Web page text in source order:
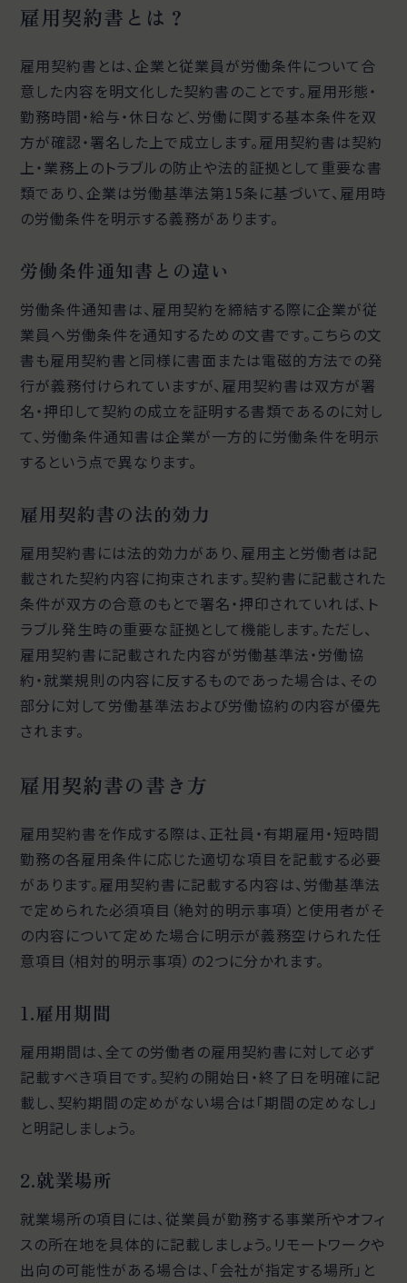
雇用契約書とは？
雇用契約書とは、企業と従業員が労働条件について合
意した内容を明文化した契約書のことです。雇用形態・
勤務時間・給与・休日など、労働に関する基本条件を双
方が確認・署名した上で成立します。雇用契約書は契約
上・業務上のトラブルの防止や法的証拠として重要な書
類であり、企業は労働基準法第15条に基づいて、雇用時
の労働条件を明示する義務があります。
労働条件通知書との違い
労働条件通知書は、雇用契約を締結する際に企業が従
業員へ労働条件を通知するための文書です。こちらの文
書も雇用契約書と同様に書面または電磁的方法での発
行が義務付けられていますが、雇用契約書は双方が署
名・押印して契約の成立を証明する書類であるのに対し
て、労働条件通知書は企業が一方的に労働条件を明示
するという点で異なります。
雇用契約書の法的効力
雇用契約書には法的効力があり、雇用主と労働者は記
載された契約内容に拘束されます。契約書に記載された
条件が双方の合意のもとで署名・押印されていれば、ト
ラブル発生時の重要な証拠として機能します。ただし、
雇用契約書に記載された内容が労働基準法・労働協
約・就業規則の内容に反するものであった場合は、その
部分に対して労働基準法および労働協約の内容が優先
されます。
雇用契約書の書き方
雇用契約書を作成する際は、正社員・有期雇用・短時間
勤務の各雇用条件に応じた適切な項目を記載する必要
があります。雇用契約書に記載する内容は、労働基準法
で定められた必須項目（絶対的明示事項）と使用者がそ
の内容について定めた場合に明示が義務空けられた任
意項目（相対的明示事項）の2つに分かれます。
1.雇用期間
雇用期間は、全ての労働者の雇用契約書に対して必ず
記載すべき項目です。契約の開始日・終了日を明確に記
載し、契約期間の定めがない場合は「期間の定めなし」
と明記しましょう。
2.就業場所
就業場所の項目には、従業員が勤務する事業所やオフィ
スの所在地を具体的に記載しましょう。リモートワークや
出向の可能性がある場合は、「会社が指定する場所」と